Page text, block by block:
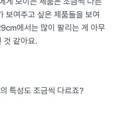
보여주고 싶은 제품들을 보여
에서는 많이 팔리는 게 아무
것 같아요.
특성도 조금씩 다르죠?